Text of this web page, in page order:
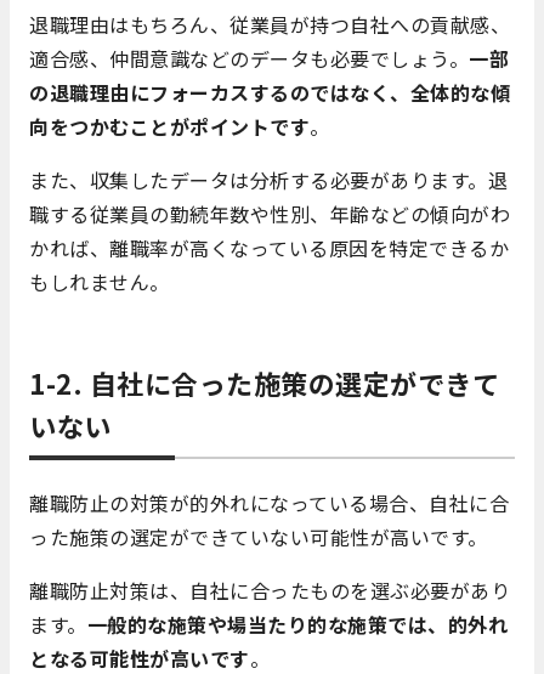
退職理由はもちろん、従業員が持つ自社への貢献感、
適合感、仲間意識などのデータも必要でしょう。 一部
の退職理由にフォーカスするのではなく、全体的な傾
向をつかむことがポイントです。
また、収集したデータは分析する必要があります。退
職する従業員の勤続年数や性別、年齢などの傾向がわ
かれば、離職率が高くなっている原因を特定できるか
もしれません。
1-2. 自社に合った施策の選定ができて
いない
離職防止の対策が的外れになっている場合、自社に合
った施策の選定ができていない可能性が高いです。
離職防止対策は、自社に合ったものを選ぶ必要があり
ます。 一般的な施策や場当たり的な施策では、的外れ
となる可能性が高いです。